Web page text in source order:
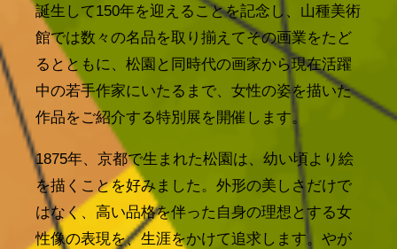
誕生して150年を迎えることを記念し、山種美術
館では数々の名品を取り揃えてその画業をたど
るとともに、松園と同時代の画家から現在活躍
中の若手作家にいたるまで、女性の姿を描いた
作品をご紹介する特別展を開催します。
1875年、京都で生まれた松園は、幼い頃より絵
を描くことを好みました。外形の美しさだけで
はなく、高い品格を伴った自身の理想とする女
性像の表現を、生涯をかけて追求します。やが